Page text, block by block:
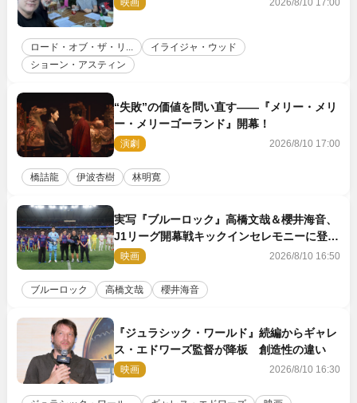
ロード・オブ・ザ・リ...
イライジャ・ウッド
ショーン・アスティン
“失敗”の価値を問い直す――『メリー・メリ
ー・メリーゴーランド』開幕！
演劇 2026/8/10 17:00
橋詰龍 伊波杏樹 林明寛
実写『ブルーロック』高橋文哉＆櫻井海音、
J1リーグ開幕戦キックインセレモニーに登場
＆喜びの声到着
映画 2026/8/10 16:50
ブルーロック 高橋文哉 櫻井海音
『ジュラシック・ワールド』続編からギャレ
ス・エドワーズ監督が降板 創造性の違い
映画 2026/8/10 16:30